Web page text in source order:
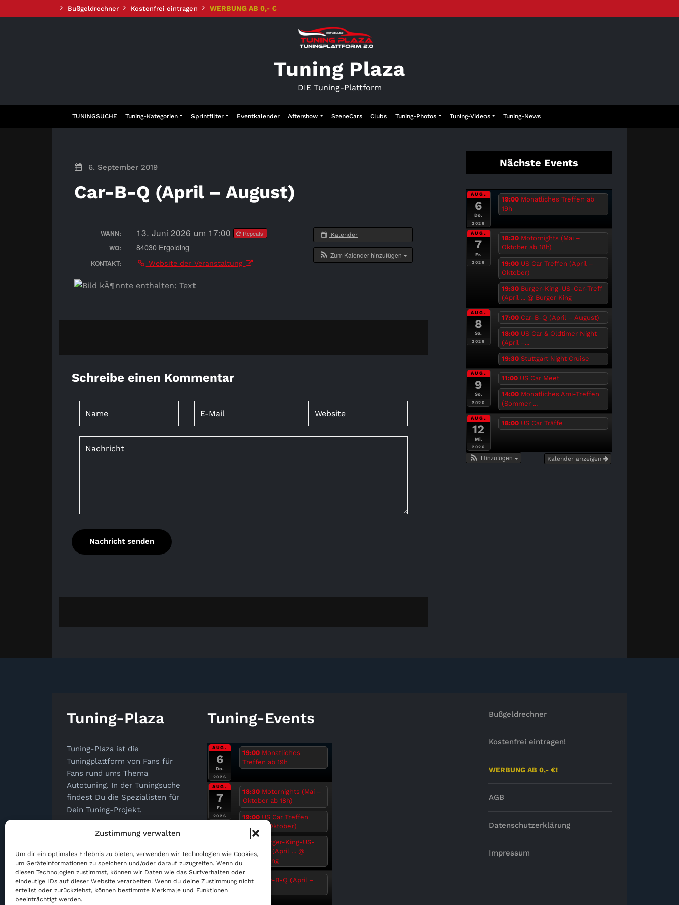
Zustimmung verwalten
Um dir ein optimales Erlebnis zu bieten, verwenden wir Technologien wie Cookies,
um Geräteinformationen zu speichern und/oder darauf zuzugreifen. Wenn du
diesen Technologien zustimmst, können wir Daten wie das Surfverhalten oder
eindeutige IDs auf dieser Website verarbeiten. Wenn du deine Zustimmung nicht
erteilst oder zurückziehst, können bestimmte Merkmale und Funktionen
beeinträchtigt werden.
Inhalt
Bußgeldrechner Kostenfrei eintragen WERBUNG AB 0,- €
Tuning Plaza
DIE Tuning-Plattform
TUNINGSUCHE Tuning-Kategorien Sprintfilter Eventkalender Aftershow SzeneCars Clubs Tuning-Photos Tuning-Videos Tuning-News
6. September 2019
Car-B-Q (April – August)
Kalender
Zum Kalender hinzufügen
WANN: 13. Juni 2026 um 17:00 Repeats
WO: 84030 Ergolding
KONTAKT: Website der Veranstaltung
Schreibe einen Kommentar
Nächste Events
AUG.
6
Do.
2026
19:00 Monatliches Treffen ab
19h
AUG.
7
Fr.
2026
18:30 Motornights (Mai –
Oktober ab 18h)
19:00 US Car Treffen (April –
Oktober)
19:30 Burger-King-US-Car-Treff
(April ... @ Burger King
AUG.
8
Sa.
2026
17:00 Car-B-Q (April – August)
18:00 US Car & Oldtimer Night
(April –...
19:30 Stuttgart Night Cruise
AUG.
9
So.
2026
11:00 US Car Meet
14:00 Monatliches Ami-Treffen
(Sommer ...
AUG.
12
Mi.
2026
18:00 US Car Träffe
Kalender anzeigen
Hinzufügen
Tuning-Plaza
Tuning-Plaza ist die
Tuningplattform von Fans für
Fans rund ums Thema
Autotuning. In der Tuningsuche
findest Du die Spezialisten für
Dein Tuning-Projekt.
Tuning-Plaza
Tuning-Events
AUG.
6
Do.
2026
19:00 Monatliches
Treffen ab 19h
AUG.
7
Fr.
2026
18:30 Motornights (Mai –
Oktober ab 18h)
19:00 US Car Treffen
(April – Oktober)
Burger-King-US-
Car-Treff (April ... @
Burger King
AUG.
8 17:00
Car-B-Q (April –
Bußgeldrechner
Kostenfrei eintragen!
WERBUNG AB 0,- €!
AGB
Datenschutzerklärung
Impressum